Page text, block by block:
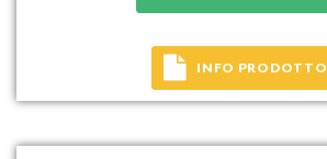
INFO PRODOTTO